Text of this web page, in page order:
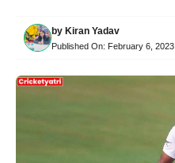
by Kiran Yadav
Published On: February 6, 2023